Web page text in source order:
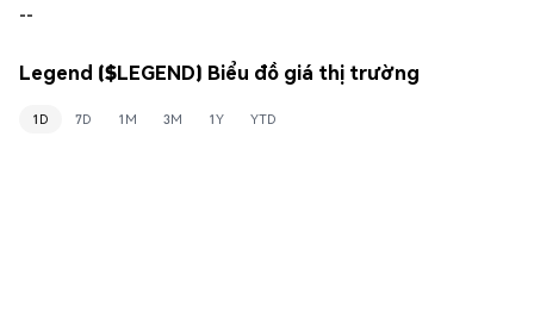
--
Legend ($LEGEND) Biểu đồ giá thị trường
1D 7D 1M 3M 1Y YTD